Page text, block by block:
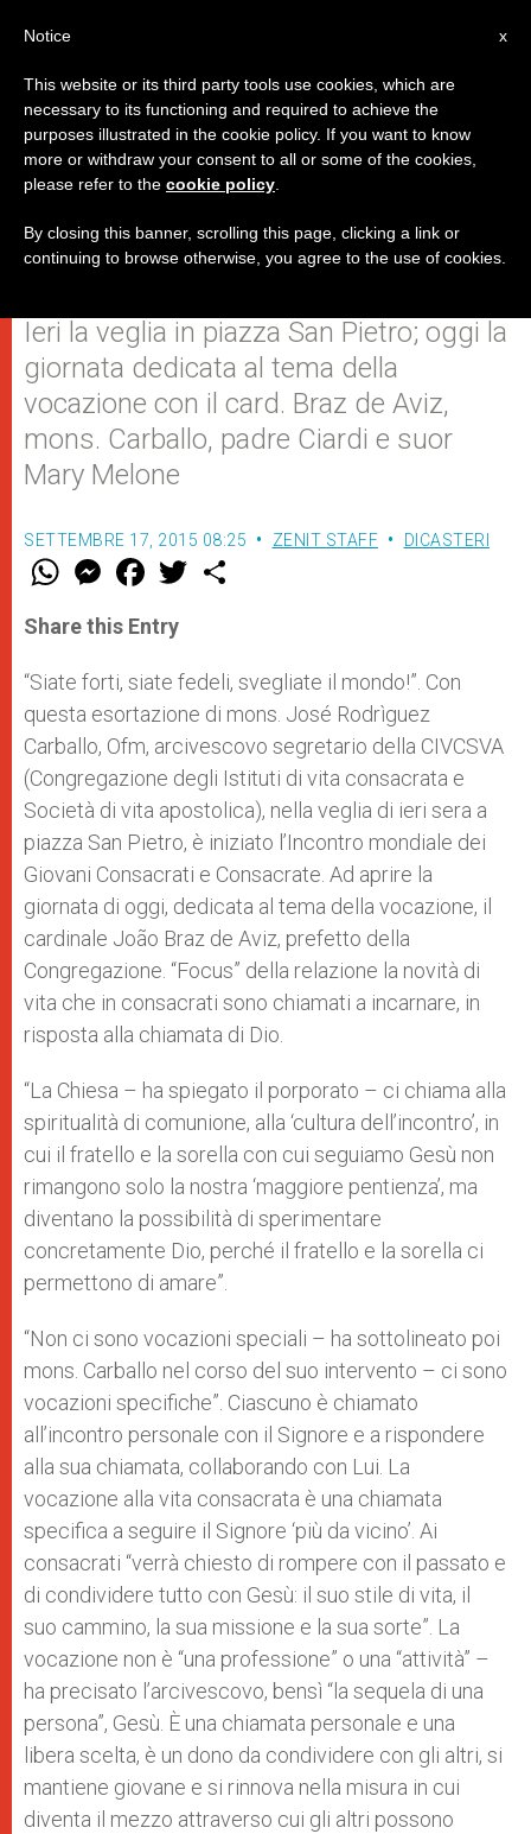
"Siate forti e fedeli. E svegliate il
mondo!". Al via l'Incontro
mondiale dei Giovani Consacrati
Ieri la veglia in piazza San Pietro; oggi la
giornata dedicata al tema della
vocazione con il card. Braz de Aviz,
mons. Carballo, padre Ciardi e suor
Mary Melone
SETTEMBRE 17, 2015 08:25 ZENIT STAFF DICASTERI
W
t
s
p
p
M
e
s
e
g
e
r
F
a
e
b
o
k
w
r
Share this Entry
“Siate forti, siate fedeli, svegliate il mondo!”. Con
questa esortazione di mons. José Rodrìguez
Carballo, Ofm, arcivescovo segretario della CIVCSVA
(Congregazione degli Istituti di vita consacrata e
Società di vita apostolica), nella veglia di ieri sera a
piazza San Pietro, è iniziato l’Incontro mondiale dei
Giovani Consacrati e Consacrate. Ad aprire la
giornata di oggi, dedicata al tema della vocazione, il
cardinale João Braz de Aviz, prefetto della
Congregazione. “Focus” della relazione la novità di
vita che in consacrati sono chiamati a incarnare, in
risposta alla chiamata di Dio.
“La Chiesa – ha spiegato il porporato – ci chiama alla
spiritualità di comunione, alla ‘cultura dell’incontro’, in
cui il fratello e la sorella con cui seguiamo Gesù non
rimangono solo la nostra ‘maggiore pentienza’, ma
diventano la possibilità di sperimentare
concretamente Dio, perché il fratello e la sorella ci
permettono di amare”.
“Non ci sono vocazioni speciali – ha sottolineato poi
mons. Carballo nel corso del suo intervento – ci sono
vocazioni specifiche”. Ciascuno è chiamato
all’incontro personale con il Signore e a rispondere
alla sua chiamata, collaborando con Lui. La
vocazione alla vita consacrata è una chiamata
specifica a seguire il Signore ‘più da vicino’. Ai
consacrati “verrà chiesto di rompere con il passato e
di condividere tutto con Gesù: il suo stile di vita, il
suo cammino, la sua missione e la sua sorte”. La
vocazione non è “una professione” o una “attività” –
ha precisato l’arcivescovo, bensì “la sequela di una
persona”, Gesù. È una chiamata personale e una
libera scelta, è un dono da condividere con gli altri, si
mantiene giovane e si rinnova nella misura in cui
diventa il mezzo attraverso cui gli altri possono
x
Notice
This website or its third party tools use cookies, which are
necessary to its functioning and required to achieve the
purposes illustrated in the cookie policy. If you want to know
more or withdraw your consent to all or some of the cookies,
please refer to the cookie policy
By closing this banner, scrolling this page, clicking a link or
continuing to browse otherwise, you agree to the use of cookies.